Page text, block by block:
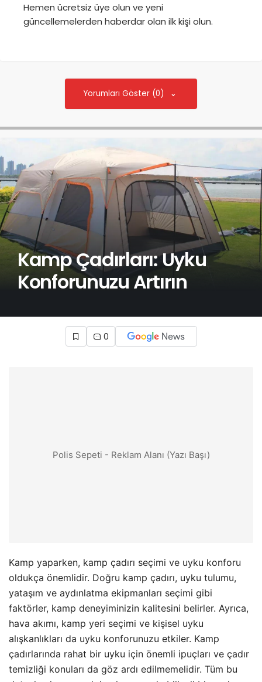
Hemen ücretsiz üye olun ve yeni
güncellemelerden haberdar olan ilk kişi olun.
Yorumları Göster (0)
Kamp Çadırları: Uyku
Konforunuzu Artırın
0
Polis Sepeti - Reklam Alanı (Yazı Başı)
Kamp yaparken, kamp çadırı seçimi ve uyku konforu
oldukça önemlidir. Doğru kamp çadırı, uyku tulumu,
yataşım ve aydınlatma ekipmanları seçimi gibi
faktörler, kamp deneyiminizin kalitesini belirler. Ayrıca,
hava akımı, kamp yeri seçimi ve kişisel uyku
alışkanlıkları da uyku konforunuzu etkiler. Kamp
çadırlarında rahat bir uyku için önemli ipuçları ve çadır
temizliği konuları da göz ardı edilmemelidir. Tüm bu